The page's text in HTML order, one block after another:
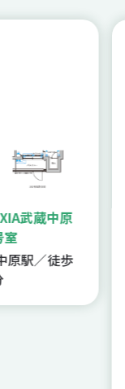
蔵中原
／徒歩